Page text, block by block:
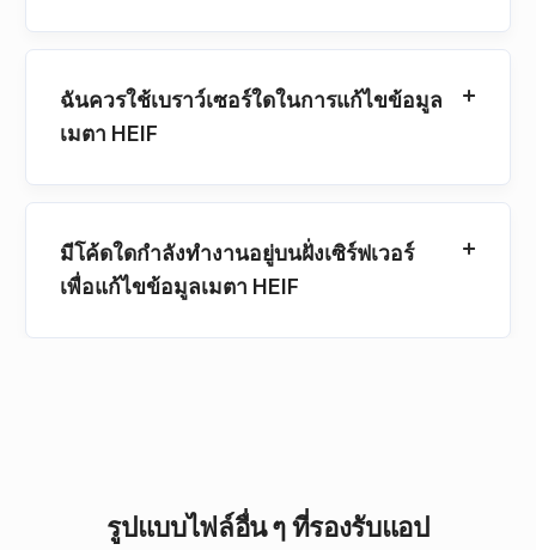
ฉันควรใช้เบราว์เซอร์ใดในการแก้ไขข้อมูล
เมตา HEIF
มีโค้ดใดกําลังทํางานอยู่บนฝั่งเซิร์ฟเวอร์
เพื่อแก้ไขข้อมูลเมตา HEIF
รูปแบบไฟล์อื่น ๆ ที่รองรับแอป